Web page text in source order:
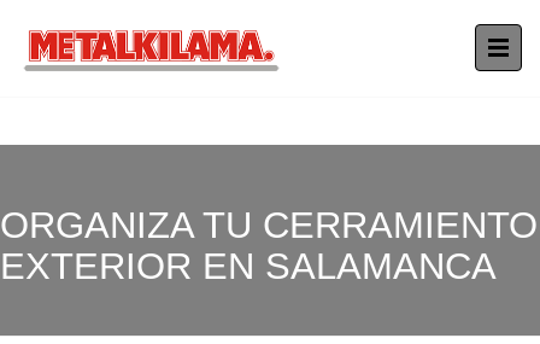
ORGANIZA TU CERRAMIENTO
EXTERIOR EN SALAMANCA